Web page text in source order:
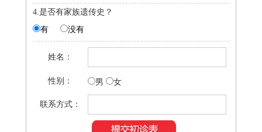
4.是否有家族遗传史？
有
没有
姓名：
性别： 男 女
联系方式：